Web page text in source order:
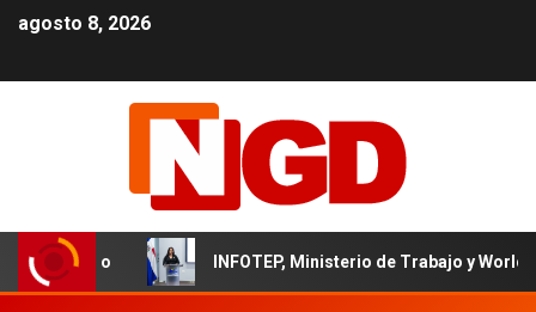
agosto 8, 2026
INFOTEP, Ministerio de Trabajo y World